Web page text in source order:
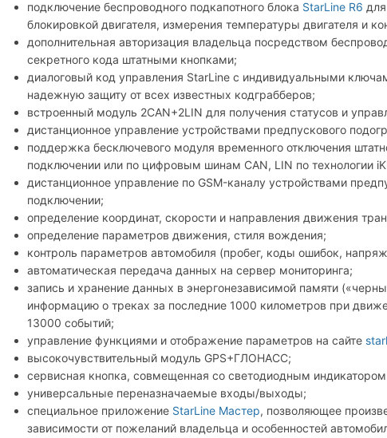
подключение беспроводного подкапотного блока StarLine R6
блокировкой двигателя, измерения температуры двигателя и
дополнительная авторизация владельца посредством
секретного кода штатными кнопками;
диалоговый код управления StarLine с индивидуальными
надежную защиту от всех известных кодграбберов;
встроенный модуль 2CAN+2LIN для получения статусов и
дистанционное управление устройствами предпускового
поддержка бесключевого модуля временного отключения
подключении или по цифровым шинам CAN, LIN по технологии
дистанционное управление по GSM-каналу устройствами
подключении;
определение координат, скорости и направления движения
определение параметров движения, стиля вождения;
контроль параметров автомобиля (пробег, коды ошибок,
автоматическая передача данных на сервер мониторинга;
запись и хранение данных в энергонезависимой памяти
информацию о треках за последние 1000 километров при
13000 событий;
управление функциями и отображение параметров на сайте
высокочувствительный модуль GPS+ГЛОНАСС;
сервисная кнопка, совмещенная со светодиодным
универсальные переназначаемые входы/выходы;
специальное приложение StarLine Мастер, позволяющее
зависимости от пожеланий владельца и особенностей